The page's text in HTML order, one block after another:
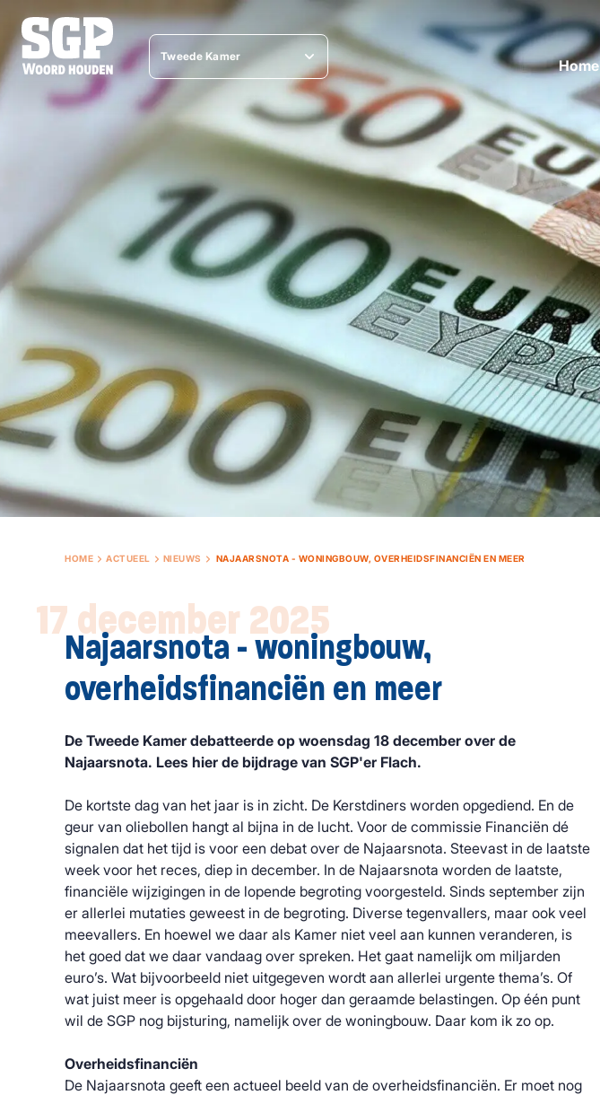
Tweede Kamer
Home
HOME ACTUEEL NIEUWS NAJAARSNOTA - WONINGBOUW, OVERHEIDSFINANCIËN EN MEER
17 december 2025
Najaarsnota - woningbouw,
overheidsfinanciën en meer
De Tweede Kamer debatteerde op woensdag 18 december over de
Najaarsnota. Lees hier de bijdrage van SGP'er Flach.
De kortste dag van het jaar is in zicht. De Kerstdiners worden opgediend. En de
geur van oliebollen hangt al bijna in de lucht. Voor de commissie Financiën dé
signalen dat het tijd is voor een debat over de Najaarsnota. Steevast in de laatste
week voor het reces, diep in december. In de Najaarsnota worden de laatste,
financiële wijzigingen in de lopende begroting voorgesteld. Sinds september zijn
er allerlei mutaties geweest in de begroting. Diverse tegenvallers, maar ook veel
meevallers. En hoewel we daar als Kamer niet veel aan kunnen veranderen, is
het goed dat we daar vandaag over spreken. Het gaat namelijk om miljarden
euro’s. Wat bijvoorbeeld niet uitgegeven wordt aan allerlei urgente thema’s. Of
wat juist meer is opgehaald door hoger dan geraamde belastingen. Op één punt
wil de SGP nog bijsturing, namelijk over de woningbouw. Daar kom ik zo op.
Overheidsfinanciën
De Najaarsnota geeft een actueel beeld van de overheidsfinanciën. Er moet nog